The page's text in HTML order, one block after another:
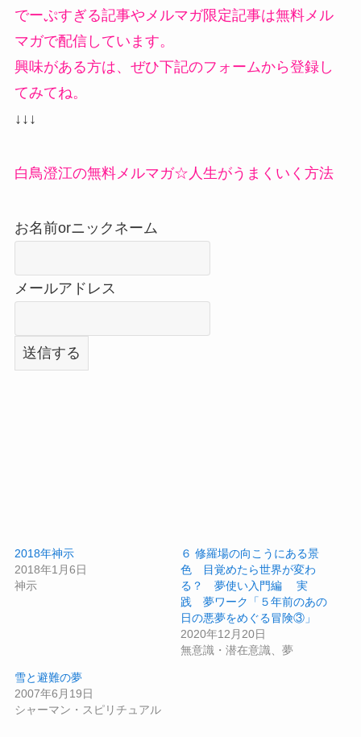
でーぷすぎる記事やメルマガ限定記事は無料メル
マガで配信しています。
興味がある方は、ぜひ下記のフォームから登録し
てみてね。
↓↓↓
白鳥澄江の無料メルマガ☆人生がうまくいく方法
お名前orニックネーム
メールアドレス
2018年神示
2018年1月6日
神示
６ 修羅場の向こうにある景
色 目覚めたら世界が変わ
る？ 夢使い入門編 実
践 夢ワーク「５年前のあの
日の悪夢をめぐる冒険③」
2020年12月20日
無意識・潜在意識、夢
雪と避難の夢
2007年6月19日
シャーマン・スピリチュアル